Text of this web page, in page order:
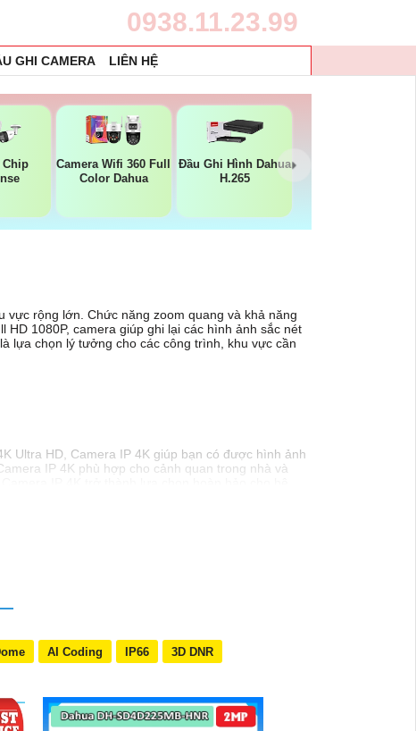
0938.11.23.99
GHI CAMERA LIÊN HỆ
Chip
Camera Wifi 360 Full
Color Dahua
Đầu Ghi Hình Dahua
H.265
vực rộng lớn. Chức năng zoom quang và khả năng
1080P, camera giúp ghi lại các hình ảnh sắc nét
lựa chọn lý tưởng cho các công trình, khu vực cần
Ultra HD, Camera IP 4K giúp bạn có được hình ảnh
IP 4K phù hợp cho cảnh quan trong nhà và
AI Coding IP66 3D DNR